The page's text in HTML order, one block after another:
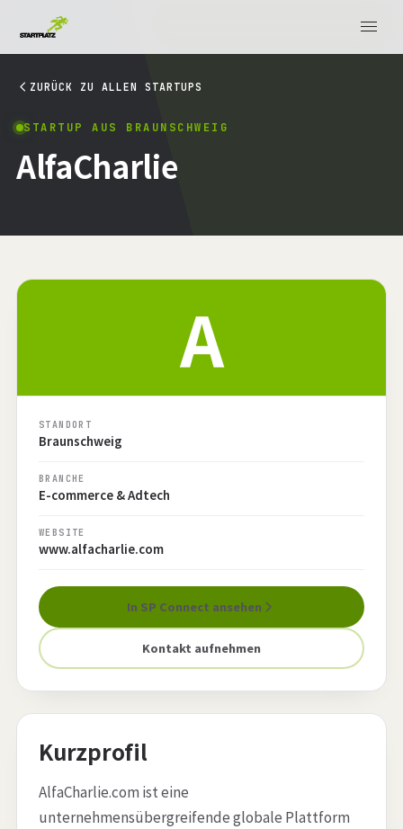
ZURÜCK ZU ALLEN STARTUPS
STARTUP AUS BRAUNSCHWEIG
AlfaCharlie
A
STANDORT
Braunschweig
BRANCHE
E-commerce & Adtech
WEBSITE
www.alfacharlie.com
In SP Connect ansehen
Kontakt aufnehmen
Kurzprofil
AlfaCharlie.com ist eine
unternehmensübergreifende globale Plattform